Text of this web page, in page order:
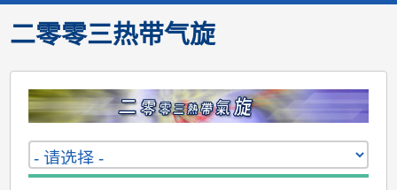
二零零三热带气旋